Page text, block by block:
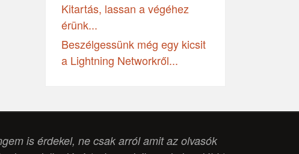
Kitartás, lassan a végéhez
érünk...
Beszélgessünk még egy kicsit
a Lightning Networkről...
is érdekel, ne csak arról amit az olvasók